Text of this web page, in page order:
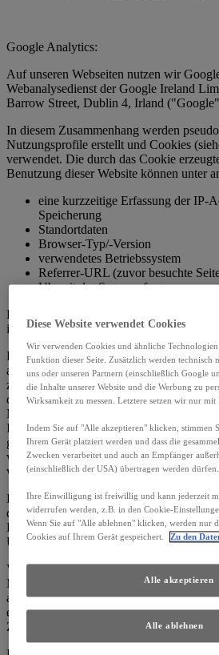
Google Analytics:
Auf unseren Webseiten nutzen wir
Webanalysedienst der Google Ireland
Barrow Street, Dublin 4, Irland
In diesem Zusammenhang werden
Nutzungsprofile erstellt und Cookies
verwendet. Die durch das Cookie
Benutzung dieser Website können unter
eine kurzzeitige Erfassung der IP-
Speicherung
Standortdaten
Browser-Typ/-Version
verwendetes Betriebssystem
Referrer-URL (zuvor besuchte
Uhrzeit der Serveranfrage
Die pseudonymisierten Daten können von
in den USA übertragen und dort
Die Informationen werden verwendet, um
auszuwerten, um Reports über die
zusammenzustellen und um weitere mit
der Internetnutzung verbundene
Marktforschung und bedarfsgerechten
Internetseiten zu erbringen. Auch
gegebenenfalls an Dritte übertragen,
vorgeschrieben ist oder soweit Dritte
verarbeiten.
Diese Verarbeitungsvorgänge erfolgen
der ausdrücklichen Einwilligung gemäß
DSGVO. Die Einwilligung umfasst auch
Übermittlung an Google in den USA.
Von Google voreingestellte
Monate. Im Übrigen werden die
aufbewahrt, wie sie zur Erfüllung des
erforderlich sind. Die Daten werden
Zweckerreichung nicht mehr erforderlich
Diese Website verwendet Cookies
Wir verwenden Cookies und ähnliche
Funktion dieser Seite. Zusätzlich werden technisch
uns oder unseren Partnern (einschließlich Google
die Inhalte unserer Website und die Werbung zu
Wirksamkeit zu messen. Letztere setzen wir nur
Indem Sie auf "Alle akzeptieren" klicken, stimmen
Ihrem Gerät platziert werden und dass die
Zwecken verarbeitet und auch an Empfänger
(einschließlich der USA) übertragen werden dürfen.
Ihre Einwilligung ist freiwillig und kann jederzeit
widerrufen werden, z.B. in den Cookie-
Wenn Sie auf "Alle ablehnen" klicken, werden nur
Cookies auf Ihrem Gerät gespeichert.
Zu den
Alle ablehnen
Alle akzeptieren